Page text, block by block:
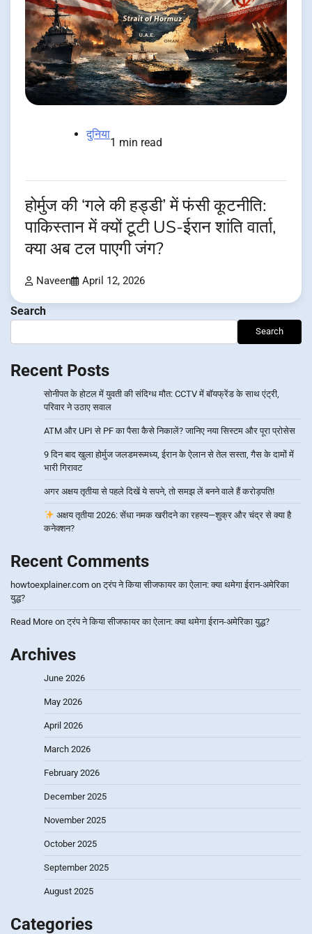
दुनिया
1 min read
होर्मुज की ‘गले की हड्डी’ में फंसी कूटनीति:
पाकिस्तान में क्यों टूटी US-ईरान शांति वार्ता,
क्या अब टल पाएगी जंग?
Naveen April 12, 2026
Search
Search
Recent Posts
सोनीपत के होटल में युवती की संदिग्ध मौत: CCTV में बॉयफ्रेंड के साथ एंट्री,
परिवार ने उठाए सवाल
ATM और UPI से PF का पैसा कैसे निकालें? जानिए नया सिस्टम और पूरा प्रोसेस
9 दिन बाद खुला होर्मुज जलडमरूमध्य, ईरान के ऐलान से तेल सस्ता, गैस के दामों में
भारी गिरावट
अगर अक्षय तृतीया से पहले दिखें ये सपने, तो समझ लें बनने वाले हैं करोड़पति!
अक्षय तृतीया 2026: सेंधा नमक खरीदने का रहस्य—शुक्र और चंद्र से क्या है
कनेक्शन?
Recent Comments
howtoexplainer.com onट्रंप ने किया सीजफायर का ऐलान: क्या थमेगा ईरान-अमेरिका
युद्ध?
Read More onट्रंप ने किया सीजफायर का ऐलान: क्या थमेगा ईरान-अमेरिका युद्ध?
Archives
June 2026
May 2026
April 2026
March 2026
February 2026
December 2025
November 2025
October 2025
September 2025
August 2025
Categories